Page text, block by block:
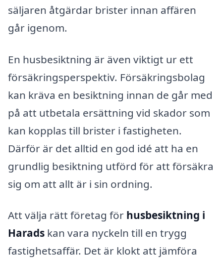
säljaren åtgärdar brister innan affären
går igenom.
En husbesiktning är även viktigt ur ett
försäkringsperspektiv. Försäkringsbolag
kan kräva en besiktning innan de går med
på att utbetala ersättning vid skador som
kan kopplas till brister i fastigheten.
Därför är det alltid en god idé att ha en
grundlig besiktning utförd för att försäkra
sig om att allt är i sin ordning.
Att välja rätt företag för husbesiktning i
Harads kan vara nyckeln till en trygg
fastighetsaffär. Det är klokt att jämföra